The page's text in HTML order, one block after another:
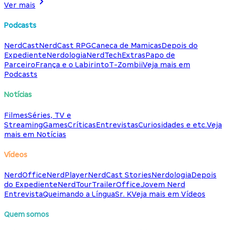
Ver mais
Podcasts
NerdCastNerdCast RPGCaneca de MamicasDepois do
ExpedienteNerdologiaNerdTechExtrasPapo de
ParceiroFrança e o LabirintoT-ZombiiVeja mais em
Podcasts
Notícias
FilmesSéries, TV e
StreamingGamesCríticasEntrevistasCuriosidades e etc.Veja
mais em Notícias
Vídeos
NerdOfficeNerdPlayerNerdCast StoriesNerdologiaDepois
do ExpedienteNerdTourTrailerOfficeJovem Nerd
EntrevistaQueimando a LínguaSr. KVeja mais em Vídeos
Quem somos